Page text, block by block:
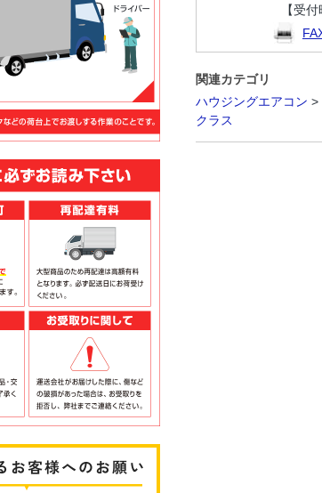
【受
関連カテゴリ
ハウジングエアコン >
クラス